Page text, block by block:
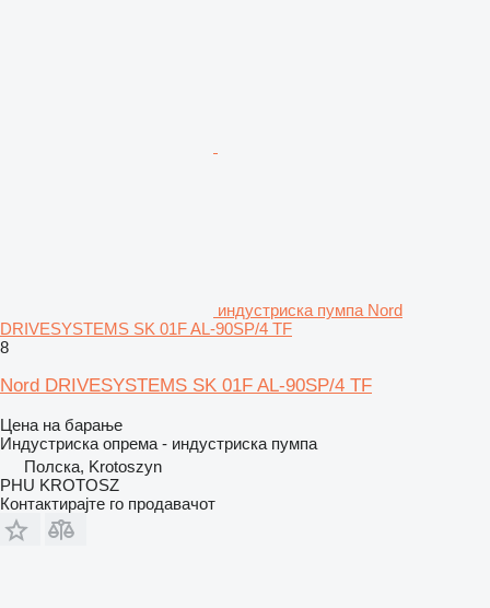
индустриска пумпа Nord
DRIVESYSTEMS SK 01F AL-90SP/4 TF
8
Nord DRIVESYSTEMS SK 01F AL-90SP/4 TF
Цена на барање
Индустриска опрема - индустриска пумпа
Полска, Krotoszyn
PHU KROTOSZ
Контактирајте го продавачот